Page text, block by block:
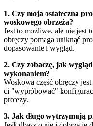
1. Czy moja ostateczna
woskowego obrzeża?
Jest to możliwe, ale nie jest
obręczy pomaga uniknąć
dopasowanie i wygląd.
2. Czy zobaczę, jak
wykonaniem?
Woskowa część obręczy
ci "wypróbować"
protezy.
3. Jak długo wytrzymują